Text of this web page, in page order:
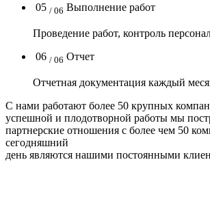
05 / 06 Выполнение работ
Проведение работ, контроль
06 / 06 Отчет
Отчетная документация каждый
C нами работают более 50 крупных
успешной и плодотворной работы мы
партнерские отношения с более чем 50
сегодняшний
день являются нашими постоянными